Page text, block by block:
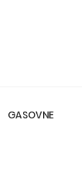
GASOVNE